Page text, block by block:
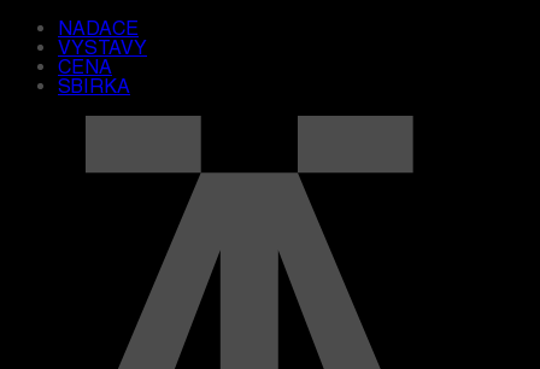
NADACE
VYSTAVY
CENA
SBIRKA